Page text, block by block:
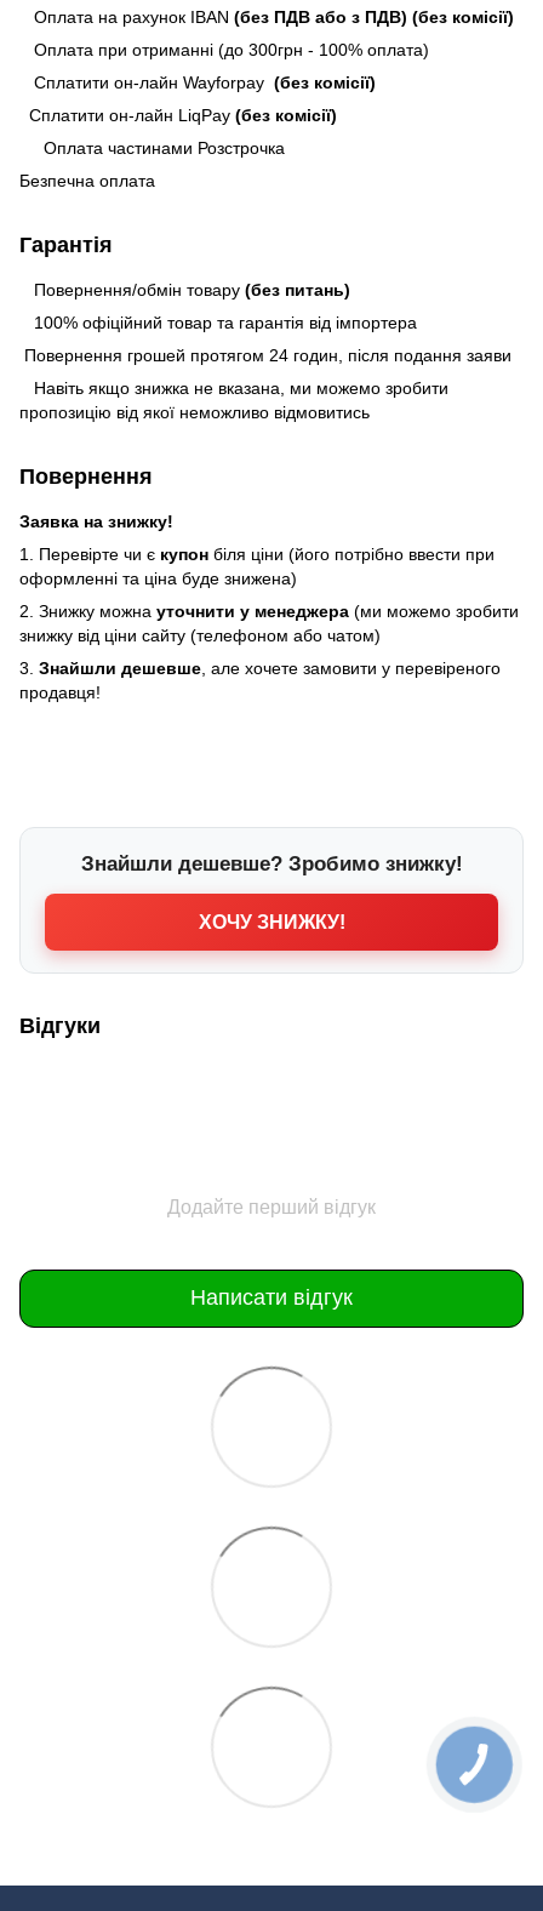
Оплата на рахунок IBAN (без ПДВ або з ПДВ) (без комісії)
Оплата при отриманні (до 300грн - 100% оплата)
Сплатити он-лайн Wayforpay (без комісії)
Сплатити он-лайн LiqPay (без комісії)
Оплата частинами Розстрочка
Безпечна оплата
Гарантія
Повернення/обмін товару (без питань)
100% офіційний товар та гарантія від імпортера
Повернення грошей протягом 24 годин, після подання заяви
Навіть якщо знижка не вказана, ми можемо зробити
пропозицію від якої неможливо відмовитись
Повернення
Заявка на знижку!
1. Перевірте чи є купон біля ціни (його потрібно ввести при
оформленні та ціна буде знижена)
2. Знижку можна уточнити у менеджера (ми можемо зробити
знижку від ціни сайту (телефоном або чатом)
3. Знайшли дешевше , але хочете замовити у перевіреного
продавця!
Знайшли дешевше? Зробимо знижку!
ХОЧУ ЗНИЖКУ!
Відгуки
Додайте перший відгук
Написати відгук